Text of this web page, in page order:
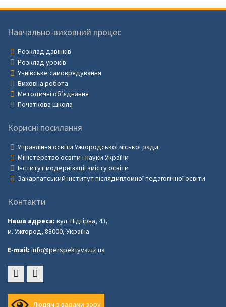
Навчально-виховний процес
Розклад дзвінків
Розклад уроків
Учнівське самоврядування
Виховна робота
Методичні об’єднання
Початкова школа
Корисні посилання
Управління освіти Ужгородської міської ради
Міністерство освіти і науки України
Інститут модернізації змісту освіти
Закарпатський інститут післядипломної педагогічної освіти
Контакти
Наша адреса: вул. Підгірна, 43,
м. Ужгород, 88000, Україна
E-mail: info@perspektyva.uz.ua
Людям з вадами зору